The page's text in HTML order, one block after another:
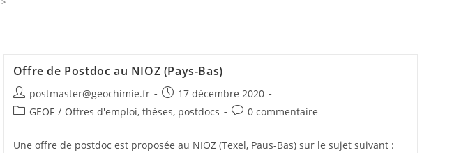
Offre de Postdoc au NIOZ (Pays-Bas)
postmaster@geochimie.fr
17 décembre 2020
GEOF / Offres d'emploi, thèses, postdocs 0 commentaire
Une offre de postdoc est proposée au NIOZ (Texel, Paus-Bas) sur le sujet suivant :